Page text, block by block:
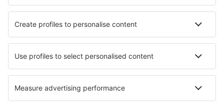
Hotels in Elgin Hotels in Pleudihen-Rance
Hotels in Lielie Unguri Hotels in Aubinyà